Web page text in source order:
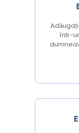
într-